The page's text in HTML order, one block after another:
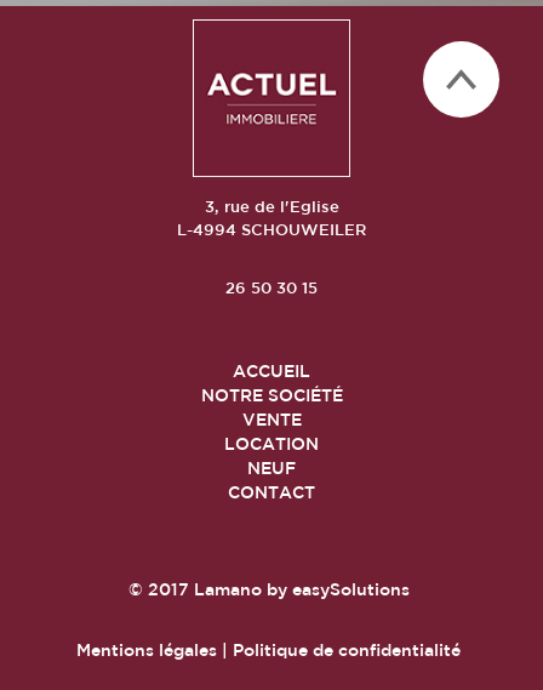
3, rue de l'Eglise
L-4994 SCHOUWEILER
26 50 30 15
ACCUEIL
NOTRE SOCIÉTÉ
VENTE
LOCATION
NEUF
CONTACT
© 2017 Lamanoby easySolutions
Mentions légales Politique de confidentialité